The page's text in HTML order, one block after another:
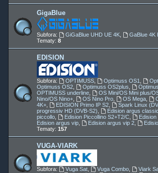
GigaBlue
Subfora: GiGaBlue UHD UE 4K,
GaBlue 4K
Tematy: 8
EDISION
Subfora: OPTIMUSS, Optimuss OS1
Optimuss OS2
Optimuss OS2plus
OPTIMUSS underline
OS Mini/OS Mini plus/
Nino/OS Nino+
OS Nino Pro, OS Mega,
4K+
EDISION Primo IP S2, Spark Linux
progressiv HD (DVB-S2)
Edision argus classic
piccollo
Edision Piccollino S2+T2/C,
Edision argus vip
Edision argus vip 2,
Tematy: 157
VUGA-VIARK
Subfora: Vuga Sat, Vuga Combo, Viark